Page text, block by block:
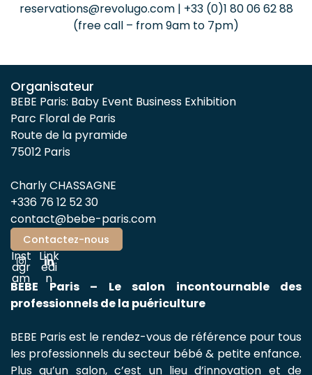
reservations@revolugo.com | +33 (0)1 80 06 62 88
(free call – from 9am to 7pm)
Organisateur
BEBE Paris: Baby Event Business Exhibition
Parc Floral de Paris
Route de la pyramide
75012 Paris
Charly CHASSAGNE
+336 76 12 52 30
contact@bebe-paris.com
Contactez-nous
Inst
agr
am
Link
edi
n
BEBE Paris – Le salon incontournable des
professionnels de la puériculture
BEBE Paris est le rendez-vous de référence pour tous
les professionnels du secteur bébé & petite enfance.
Plus qu’un salon, c’est un lieu d’innovation et de